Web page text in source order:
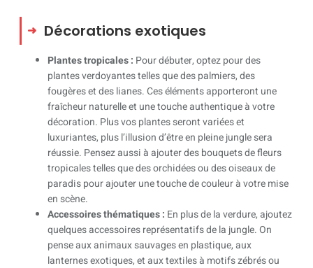
Décorations exotiques
Plantes tropicales : Pour débuter, optez pour des
plantes verdoyantes telles que des palmiers, des
fougères et des lianes. Ces éléments apporteront une
fraîcheur naturelle et une touche authentique à votre
décoration. Plus vos plantes seront variées et
luxuriantes, plus l’illusion d’être en pleine jungle sera
réussie. Pensez aussi à ajouter des bouquets de fleurs
tropicales telles que des orchidées ou des oiseaux de
paradis pour ajouter une touche de couleur à votre mise
en scène.
Accessoires thématiques : En plus de la verdure, ajoutez
quelques accessoires représentatifs de la jungle. On
pense aux animaux sauvages en plastique, aux
lanternes exotiques, et aux textiles à motifs zébrés ou